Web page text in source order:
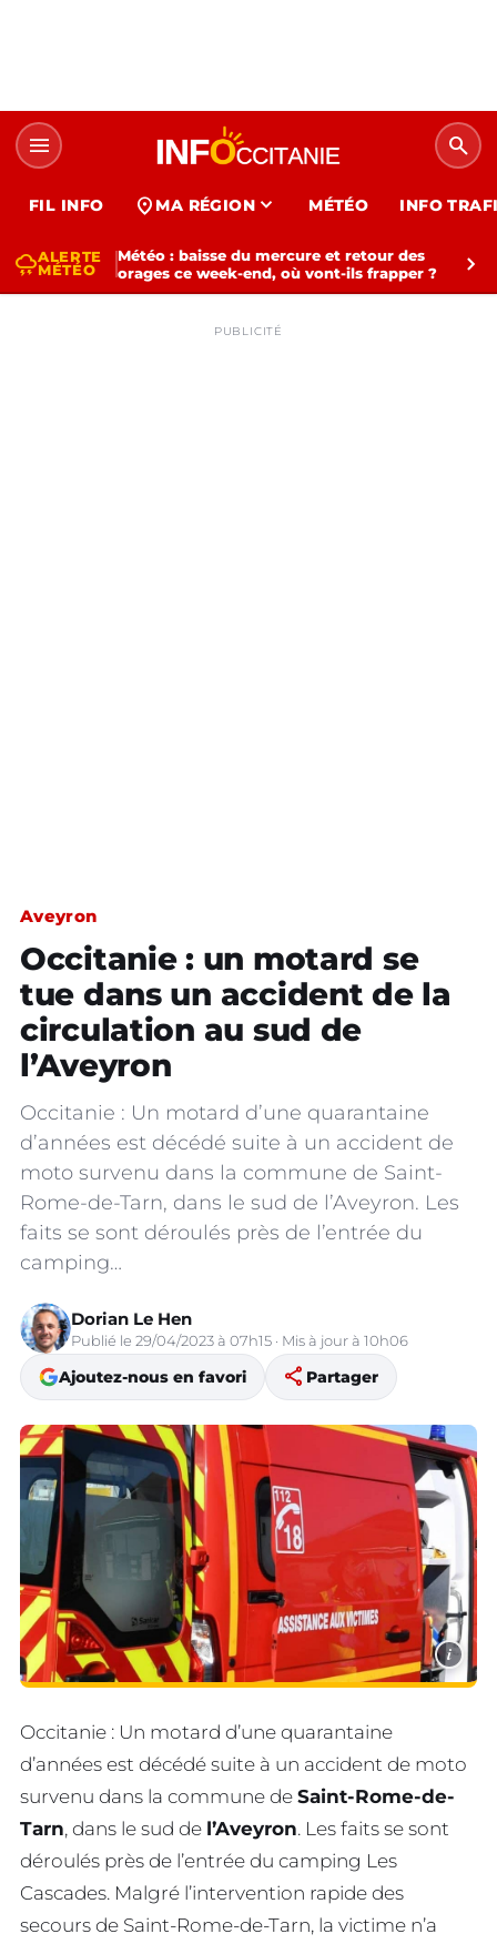
menu search
FIL INFO location_on MA RÉGION expand_more MÉTÉO INFO
thunderstormALERTE
MÉTÉO
Météo : baisse du mercure et retour des
orages ce week-end, où vont-ils frapper ?
chevron_right
PUBLICITÉ
Aveyron
Occitanie : un motard se
tue dans un accident de la
circulation au sud de
l’Aveyron
Occitanie : Un motard d’une quarantaine
d’années est décédé suite à un accident de
moto survenu dans la commune de Saint-
Rome-de-Tarn, dans le sud de l’Aveyron. Les
faits se sont déroulés près de l’entrée du
camping…
Dorian Le Hen
Publié le 29/04/2023 à 07h15 · Mis à jour à 10h06
Ajoutez-nous en favori share Partager
i
Occitanie : Un motard d’une quarantaine
d’années est décédé suite à un accident de moto
survenu dans la commune de Saint-Rome-de-
Tarn, dans le sud de l’Aveyron. Les faits se sont
déroulés près de l’entrée du camping Les
Cascades. Malgré l’intervention rapide des
secours de Saint-Rome-de-Tarn, la victime n’a